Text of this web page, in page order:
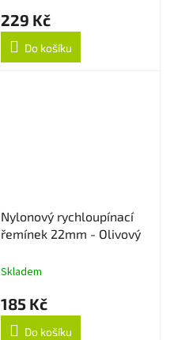
229 Kč
Do košíku
Nylonový rychloupínací
řemínek 22mm - Olivový
Skladem
185 Kč
Do košíku